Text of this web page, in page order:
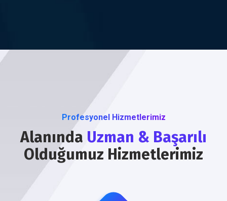
Profesyonel Hizmetlerimiz
Alanında Uzman & Başarılı
Olduğumuz Hizmetlerimiz